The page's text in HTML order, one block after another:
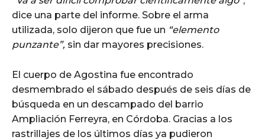
dice una parte del informe. Sobre el arma
utilizada, solo dijeron que fue un “elemento
punzante”, sin dar mayores precisiones.
El cuerpo de Agostina fue encontrado
desmembrado el sábado después de seis días de
búsqueda en un descampado del barrio
Ampliación Ferreyra, en Córdoba. Gracias a los
rastrillajes de los últimos días ya pudieron